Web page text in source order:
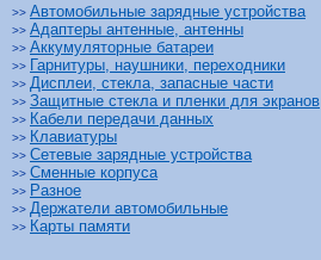
>> Автомобильные зарядные устройства
>> Адаптеры антенные, антенны
>> Аккумуляторные батареи
>> Гарнитуры, наушники, переходники
>> Дисплеи, стекла, запасные части
>> Защитные стекла и пленки для экранов
>> Кабели передачи данных
>> Клавиатуры
>> Сетевые зарядные устройства
>> Сменные корпуса
>> Разное
>> Держатели автомобильные
>> Карты памяти